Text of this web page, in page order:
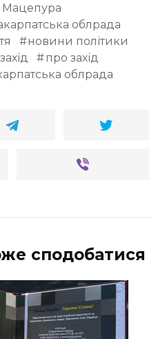
Мацепура
облрада
новини політики
про захід
облрада
сподобатися